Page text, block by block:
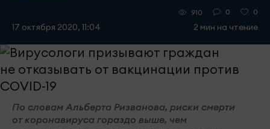
17 октября 2020, 11:04
910 0 0
2 мин на чтение
По словам Альберта Ризванова, риски смерти
от коронавируса гораздо выше, чем